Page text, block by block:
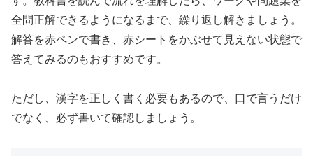
全問正解できるようになるまで、繰り返し解きましょう。
解答を赤ペンで書き、赤シートをかぶせて見えない状態で
答えてみるのもおすすめです。
ただし、漢字を正しく書く必要もあるので、口で言うだけ
でなく、必ず書いて確認しましょう。